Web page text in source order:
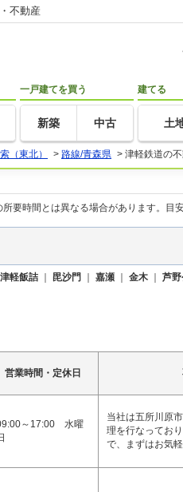
不動産
一戸建てを買う
新築 中古
建てる
土
（東北） > 路線/青森県 > 津軽鉄道の
要時間とは異なる場合があります。目
津軽飯詰 ｜ 毘沙門 ｜ 嘉瀬 ｜ 金木 ｜ 芦野
営業時間・定休日
～17:00 水曜
当社は五所川原
理を行なってお
で、まずはお気